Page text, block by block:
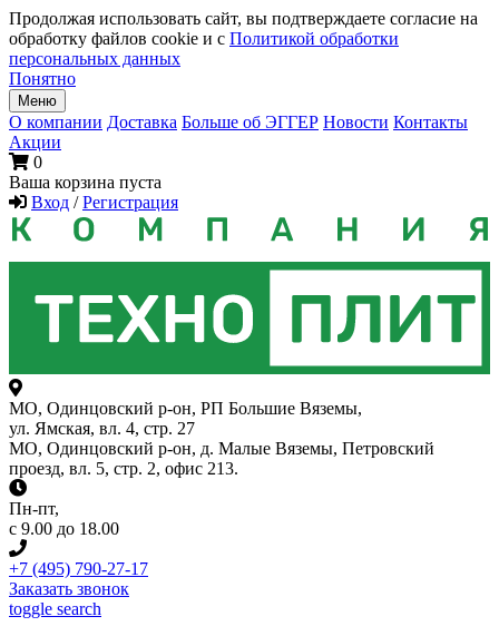
Продолжая использовать сайт, вы подтверждаете согласие на
обработку файлов cookie и с Политикой обработки
персональных данных
Понятно
Меню
О компании Доставка Больше об ЭГГЕР Новости Контакты
Акции
0
Ваша корзина пуста
Вход / Регистрация
МО, Одинцовский р-он, РП Большие Вяземы,
ул. Ямская, вл. 4, стр. 27
МО, Одинцовский р-он, д. Малые Вяземы, Петровский
проезд, вл. 5, стр. 2, офис 213.
Пн-пт,
с 9.00 до 18.00
+7 (495) 790-27-17
Заказать звонок
toggle search